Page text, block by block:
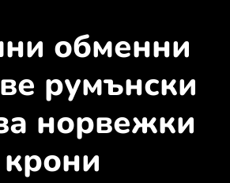
обменни
румънски
норвежки
крони